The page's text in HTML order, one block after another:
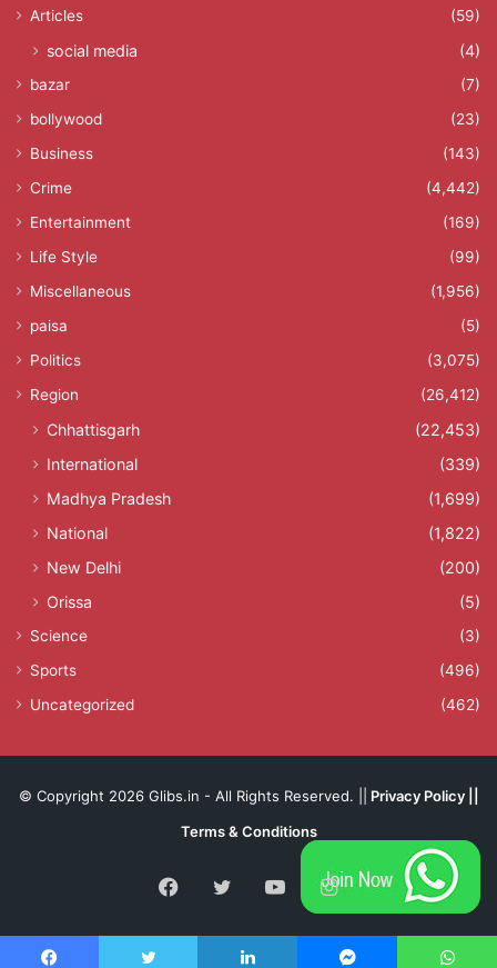
Articles (59)
social media (4)
bazar
(7)
bollywood
(23)
Business
(143)
Crime
(4,442)
Entertainment
(169)
Life Style
(99)
Miscellaneous
(1,956)
paisa
(5)
Politics
(3,075)
Region
(26,412)
Chhattisgarh
(22,453)
International
(339)
Madhya Pradesh
(1,699)
National
(1,822)
New Delhi
(200)
Orissa
(5)
Science
(3)
Sports
(496)
Uncategorized
(462)
© Copyright 2026 Glibs.in - All Rights Reserved. || Privacy Policy||
Terms & Conditions
Facebook
TwitterYouTubeInstagram